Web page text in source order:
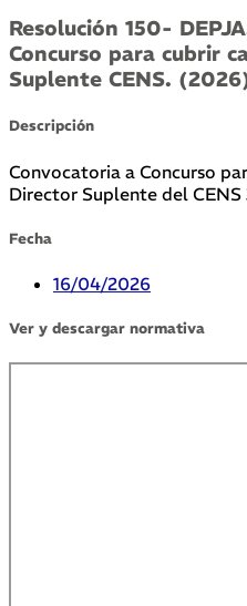
Resolución 150-
Concurso para cubrir
Suplente CENS.
Descripción
Convocatoria a Concurso
Director Suplente del
Fecha
16/04/2026
Ver y descargar normativa